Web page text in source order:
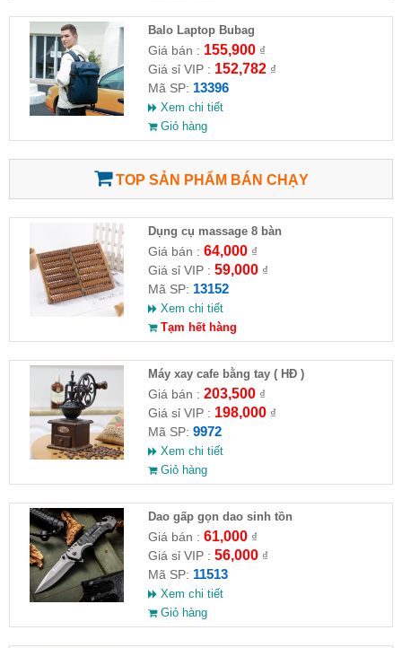
Balo Laptop Bubag
Giá bán : 155,900₫
Giá sỉ VIP : 152,782₫
Mã SP: 13396
Xem chi tiết
Giỏ hàng
TOP SẢN PHẨM BÁN CHẠY
Dụng cụ massage 8 bàn
Giá bán : 64,000₫
Giá sỉ VIP : 59,000₫
Mã SP: 13152
Xem chi tiết
Tạm hết hàng
Máy xay cafe bằng tay ( HĐ )
Giá bán : 203,500₫
Giá sỉ VIP : 198,000₫
Mã SP: 9972
Xem chi tiết
Giỏ hàng
Dao gấp gọn dao sinh tồn
Giá bán : 61,000₫
Giá sỉ VIP : 56,000₫
Mã SP: 11513
Xem chi tiết
Giỏ hàng